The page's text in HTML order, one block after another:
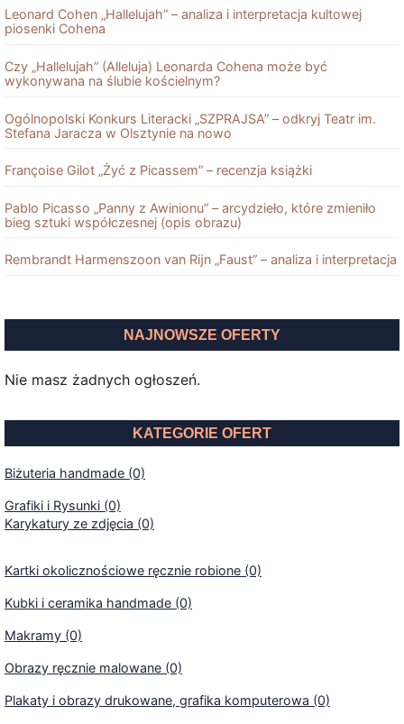
Leonard Cohen „Hallelujah” – analiza i interpretacja kultowej
piosenki Cohena
Czy „Hallelujah” (Alleluja) Leonarda Cohena może być
wykonywana na ślubie kościelnym?
Ogólnopolski Konkurs Literacki „SZPRAJSA” – odkryj Teatr im.
Stefana Jaracza w Olsztynie na nowo
Françoise Gilot „Żyć z Picassem” – recenzja książki
Pablo Picasso „Panny z Awinionu” – arcydzieło, które zmieniło
bieg sztuki współczesnej (opis obrazu)
Rembrandt Harmenszoon van Rĳn „Faust” – analiza i interpretacja
NAJNOWSZE OFERTY
Nie masz żadnych ogłoszeń.
KATEGORIE OFERT
Biżuteria handmade (0)
Grafiki i Rysunki (0)
Karykatury ze zdjęcia (0)
Kartki okolicznościowe ręcznie robione (0)
Kubki i ceramika handmade (0)
Makramy (0)
Obrazy ręcznie malowane (0)
Plakaty i obrazy drukowane, grafika komputerowa (0)